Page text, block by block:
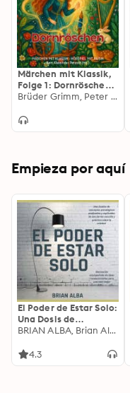
Märchen mit Klassik,
Folge 1: Dornröschen
(ungekürzt)
Brüder Grimm, Peter Tschaikowski
Empieza por aquí
El Poder de Estar Solo:
Una Dosis de
Motivación
Ideas Revolucionarias
BRIAN ALBA, Brian Alba
4.3